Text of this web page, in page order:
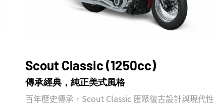
Scout Classic (1250cc)
傳承經典，純正美式風格
百年歷史傳承，Scout Classic 匯聚復古設計與現代性